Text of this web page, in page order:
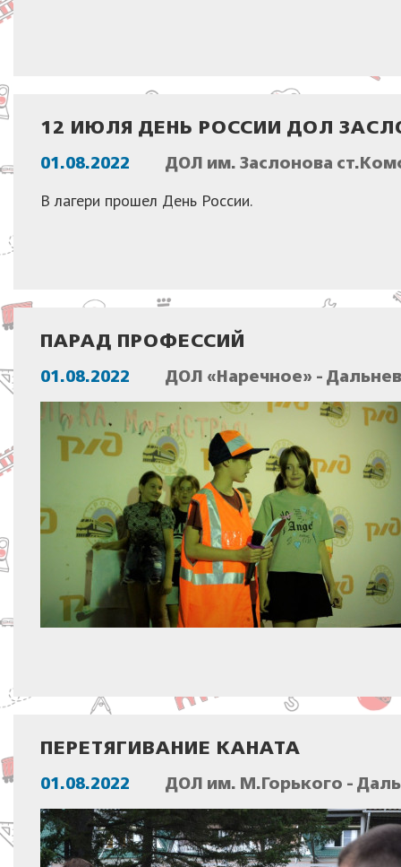
12 ИЮЛЯ ДЕНЬ РОССИИ ДОЛ
01.08.2022 ДОЛ им. Заслонова
В лагери прошел День России.
ПАРАД ПРОФЕССИЙ
01.08.2022 ДОЛ «Наречное» -
ПЕРЕТЯГИВАНИЕ КАНАТА
01.08.2022 ДОЛ им. М.Горького -